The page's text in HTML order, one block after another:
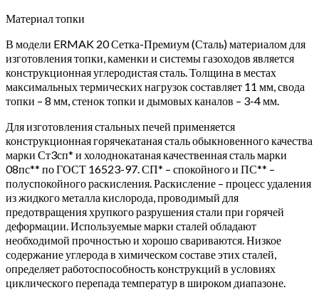
Материал топки
В модели ERMAK 20 Сетка-Премиум (Сталь) материалом для
изготовления топки, каменки и системы газоходов является
конструкционная углеродистая сталь. Толщина в местах
максимальных термических нагрузок составляет 11 мм, свода
топки – 8 мм, стенок топки и дымовых каналов – 3-4 мм.
Для изготовления стальных печей применяется
конструкционная горячекатаная сталь обыкновенного качества
марки Ст3сп* и холоднокатаная качественная сталь марки
08пс** по ГОСТ 16523-97. СП* – спокойного и ПС** –
полуспокойного раскисления. Раскисление – процесс удаления
из жидкого металла кислорода, проводимый для
предотвращения хрупкого разрушения стали при горячей
деформации. Используемые марки сталей обладают
необходимой прочностью и хорошо свариваются. Низкое
содержание углерода в химическом составе этих сталей,
определяет работоспособность конструкций в условиях
циклического перепада температур в широком диапазоне.